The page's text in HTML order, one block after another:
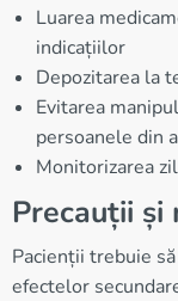
Luarea
indicațiilor
Depozitarea la
Evitarea
persoanele din
Monitorizarea
Precauții și
Pacienții trebuie
efectelor